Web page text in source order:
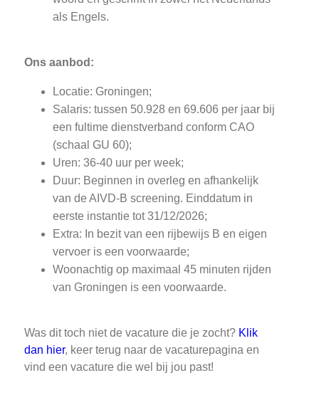
als Engels.
Ons aanbod:
Locatie: Groningen;
Salaris: tussen 50.928 en 69.606 per jaar bij
een fultime dienstverband conform CAO
(schaal GU 60);
Uren: 36-40 uur per week;
Duur: Beginnen in overleg en afhankelijk
van de AIVD-B screening. Einddatum in
eerste instantie tot 31/12/2026;
Extra: In bezit van een rijbewijs B en eigen
vervoer is een voorwaarde;
Woonachtig op maximaal 45 minuten rijden
van Groningen is een voorwaarde.
Was dit toch niet de vacature die je zocht? Klik
dan hier, keer terug naar de vacaturepagina en
vind een vacature die wel bij jou past!